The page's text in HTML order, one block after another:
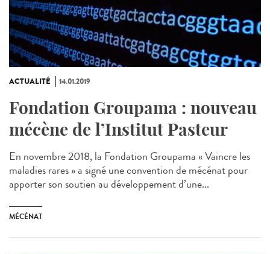
ACTUALITÉ 14.01.2019
Fondation Groupama : nouveau
mécène de l’Institut Pasteur
En novembre 2018, la Fondation Groupama « Vaincre les
maladies rares » a signé une convention de mécénat pour
apporter son soutien au développement d’une...
MÉCÉNAT